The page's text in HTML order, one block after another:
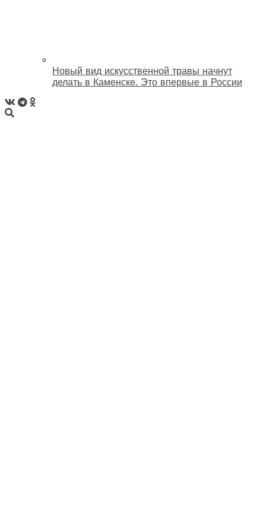
Новый вид искусственной травы начнут
делать в Каменске. Это впервые в России